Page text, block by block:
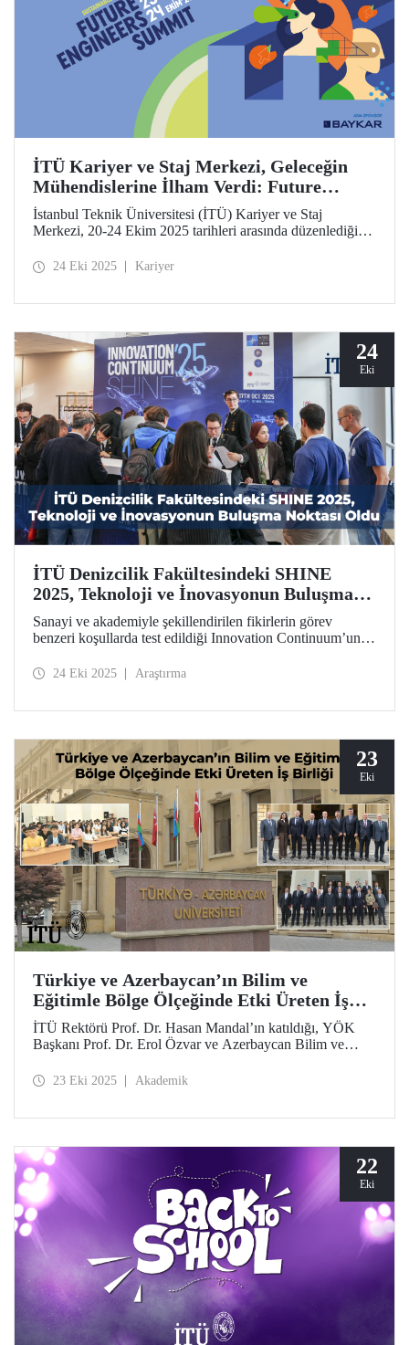
İTÜ Kariyer ve Staj Merkezi, Geleceğin
Mühendislerine İlham Verdi: Future
Engineers Summit 2025
İstanbul Teknik Üniversitesi (İTÜ) Kariyer ve Staj
Merkezi, 20-24 Ekim 2025 tarihleri arasında düzenlediği
Yerleşkemizde başarıyla tamamladı.
24 Eki 2025 Kariyer
24
Eki
İTÜ Denizcilik Fakültesindeki SHINE
2025, Teknoloji ve İnovasyonun Buluşma
Noktası Oldu
Sanayi ve akademiyle şekillendirilen fikirlerin görev
benzeri koşullarda test edildiği Innovation Continuum’un
Denizcilik Fakültemizin katkısıyla Tuzla Yerleşkemizde
24 Eki 2025 Araştırma
23
Eki
Türkiye ve Azerbaycan’ın Bilim ve
Eğitimle Bölge Ölçeğinde Etki Üreten İş
Birliği
İTÜ Rektörü Prof. Dr. Hasan Mandal’ın katıldığı, YÖK
Başkanı Prof. Dr. Erol Özvar ve Azerbaycan Bilim ve
Azerbaycan Üniversitesi ve Karabağ Üniversitesi
23 Eki 2025 Akademik
22
Eki